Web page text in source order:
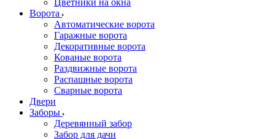
Цветники на окна
Ворота
Автоматические ворота
Гаражные ворота
Декоративные ворота
Кованые ворота
Раздвижные ворота
Распашные ворота
Сварные ворота
Двери
Заборы
Деревянный забор
Забор для дачи